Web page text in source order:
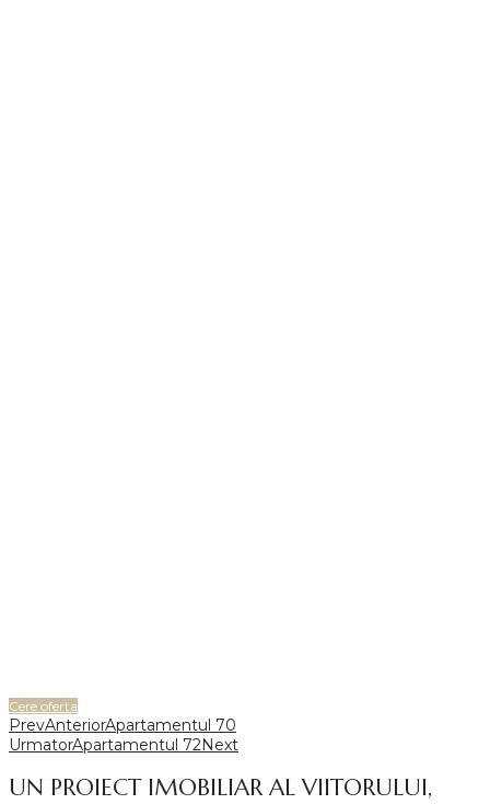
Cere oferta
PrevAnteriorApartamentul 70
UrmatorApartamentul 72Next
UN PROIECT IMOBILIAR AL VIITORULUI,